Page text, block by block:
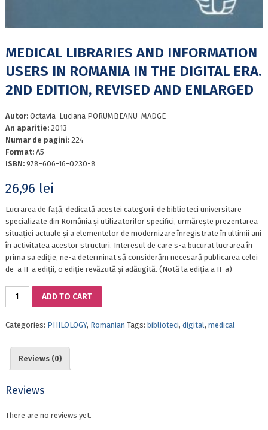
MEDICAL LIBRARIES AND INFORMATION
USERS IN ROMANIA IN THE DIGITAL ERA.
2ND EDITION, REVISED AND ENLARGED
Autor: Octavia-Luciana PORUMBEANU-MADGE
An aparitie: 2013
Numar de pagini: 224
Format: A5
ISBN: 978-606-16-0230-8
26,96 lei
Lucrarea de față, dedicată acestei categorii de biblioteci universitare
specializate din România și utilizatorilor specifici, urmărește prezentarea
situației actuale și a elementelor de modernizare înregistrate în ultimii ani
în activitatea acestor structuri. Interesul de care s-a bucurat lucrarea în
prima sa ediție, ne-a determinat să considerăm necesară publicarea celei
de-a II-a ediții, o ediție revăzută și adăugită. (Notă la ediția a II-a)
MEDICAL
INFORMATION
ROMANIA
THE
ERA.
ADD TO CART
Categories: PHILOLOGY, Romanian Tags: biblioteci, digital , medical
Reviews (0)
Reviews
There are no reviews yet.